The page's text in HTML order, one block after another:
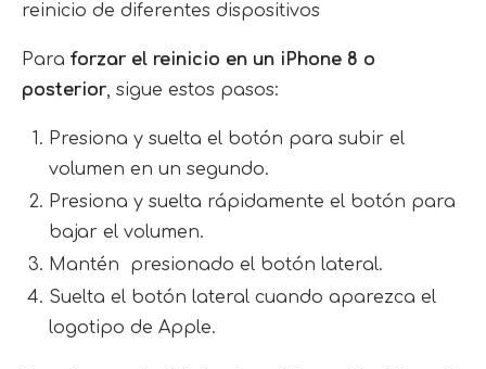
reinicio de diferentes dispositivos
Para forzar el reinicio en un iPhone 8 o
posterior, sigue estos pasos:
Presiona y suelta el botón para subir el
volumen en un segundo.
Presiona y suelta rápidamente el botón para
bajar el volumen.
Mantén presionado el botón lateral.
Suelta el botón lateral cuando aparezca el
logotipo de Apple.